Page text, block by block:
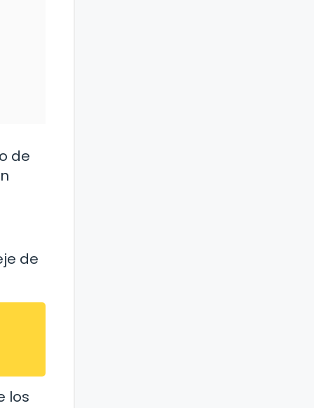
de
de
los